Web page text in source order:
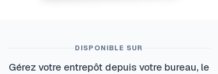
DISPONIBLE SUR
Gérez votre entrepôt depuis votre bureau, le